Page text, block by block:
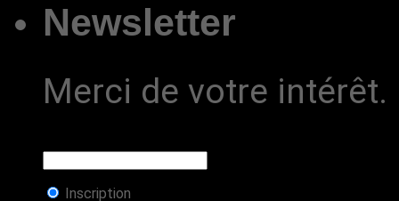
Newsletter
Merci de votre intérêt.
Inscription